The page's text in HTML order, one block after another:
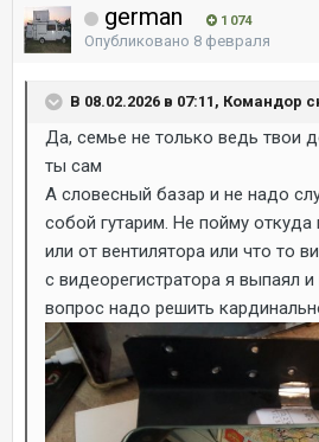
german 1 074
Опубликовано 8 февраля
В 08.02.2026 в 07:11, Командор
Да, семье не только ведь твои
ты сам
А словесный базар и не надо
собой гутарим. Не пойму откуда
или от вентилятора или что то
с видеорегистратора я выпаял
вопрос надо решить